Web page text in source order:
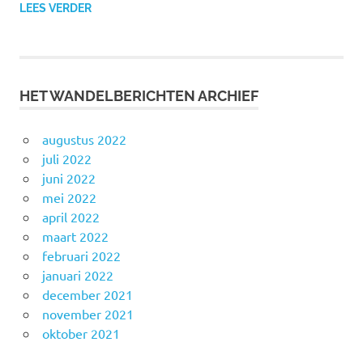
LEES VERDER
HET WANDELBERICHTEN ARCHIEF
augustus 2022
juli 2022
juni 2022
mei 2022
april 2022
maart 2022
februari 2022
januari 2022
december 2021
november 2021
oktober 2021